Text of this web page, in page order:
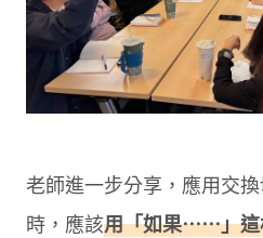
老師進一步分享，應用交
時，應該用「如果⋯⋯」這